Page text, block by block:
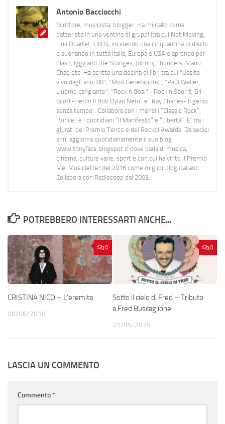
Antonio Bacciocchi
Scrittore, musicista, blogger. Ha militato come
batterista in una ventina di gruppi (tra cui Not Moving,
Link Quartet, Lilith), incidendo una cinquantina di dischi
e suonando in tutta Italia, Europa e USA e aprendo per
Clash, Iggy and the Stooges, Johnny Thunders, Manu
Chao etc. Ha scritto una decina di libri tra cui "Uscito
vivo dagli anni 80", "Mod Generations", "Paul Weller,
L’uomo cangiante", "Rock n Goal", "Rock n Spor"t, Gil
Scott-Heron Il Bob Dylan Nero" e "Ray Charles- Il genio
senza tempo". Collabora con i mensili “Classic Rock”,
"Vinile" e i quotidiani “Il Manifesto” e “Libertà”. E' tra i
giurati del Premio Tenco e del Rockol Awards. Da sedici
anni aggiorna quotidianamente il suo blog
www.tonyface.blogspot.it dove parla di musica,
cinema, culture varie, sport e con cui ha vinto il Premio
Mei Musicletter del 2016 come miglior blog italiano.
Collabora con Radiocoop dal 2003.
POTREBBERO INTERESSARTI ANCHE...
0
CRISTINA NICO – L’eremita
08/06/2018
0
Sotto il cielo di Fred – Tributo
a Fred Buscaglione
21/05/2015
LASCIA UN COMMENTO
Commento*